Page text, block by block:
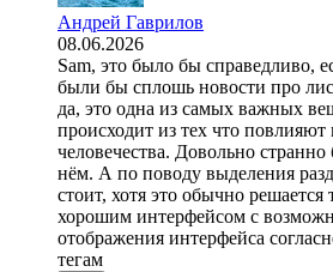
Андрей Гаврилов
08.06.2026
Sam, это было бы справедливо,
были бы сплошь новости про
да, это одна из самых важных
происходит из тех что повлияют
человечества. Довольно
нём. А по поводу выделения
стоит, хотя это обычно решается
хорошим интерфейсом с
отображения интерфейса
тегам